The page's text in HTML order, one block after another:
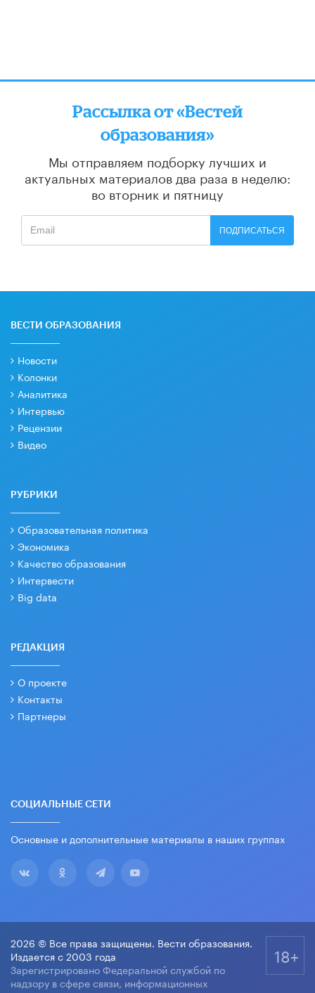
Рассылка от «Вестей
образования»
Мы отправляем подборку лучших и
актуальных материалов два раза в неделю:
во вторник и пятницу
ПОДПИСАТЬСЯ
ВЕСТИ ОБРАЗОВАНИЯ
Новости
Колонки
Аналитика
Интервью
Рецензии
Видео
РУБРИКИ
Образовательная политика
Экономика
Качество образования
Интервести
Big data
РЕДАКЦИЯ
О проекте
Контакты
Партнеры
СОЦИАЛЬНЫЕ СЕТИ
Основные и дополнительные материалы в наших группах
2026 © Все права защищены. Вести образования.
Издается с 2003 года
Зарегистрировано Федеральной службой по
надзору в сфере связи, информационных
18+